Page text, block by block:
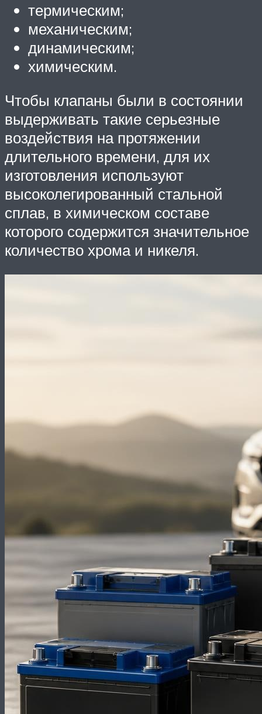
термическим;
механическим;
динамическим;
химическим.
Чтобы клапаны были в состоянии
выдерживать такие серьезные
воздействия на протяжении
длительного времени, для их
изготовления используют
высоколегированный стальной
сплав, в химическом составе
которого содержится значительное
количество хрома и никеля.